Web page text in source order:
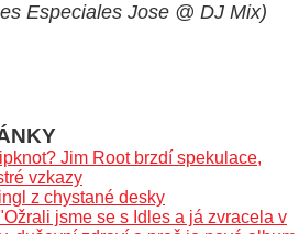
Especiales Jose @ DJ Mix)
Jim Root brzdí spekulace,
vzkazy
z chystané desky
jsme se s Idles a já zvracela v